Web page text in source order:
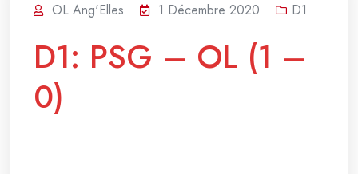
OL Ang'Elles 1 Décembre 2020 D1
D1: PSG – OL (1 –
0)